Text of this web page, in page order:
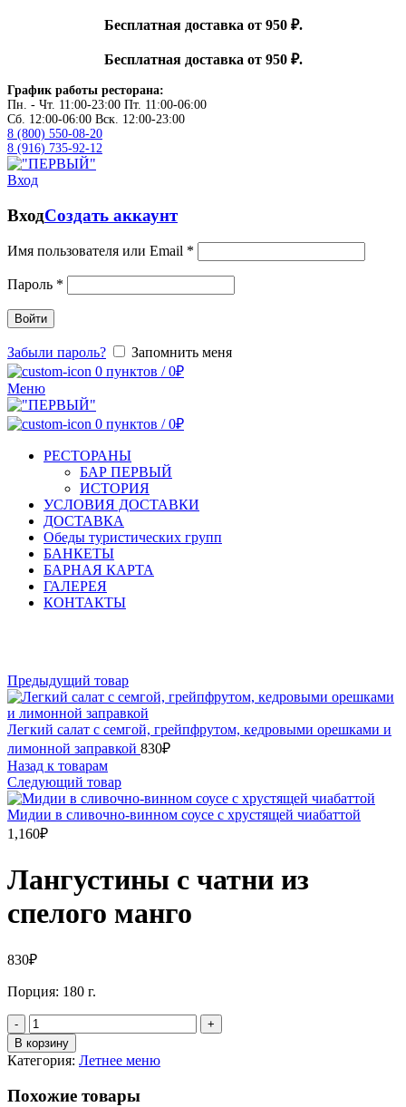
Бесплатная доставка от 950 ₽.
Бесплатная доставка от 950 ₽.
График работы ресторана:
Пн. - Чт. 11:00-23:00 Пт. 11:00-06:00
Сб. 12:00-06:00 Вск. 12:00-23:00
8 (800) 550-08-20
8 (916) 735-92-12
Вход
ВходСоздать аккаунт
Имя пользователя или Email *
Пароль *
Войти
Забыли пароль?
Запомнить меня
0 пунктов / 0₽
Меню
0 пунктов / 0₽
РЕСТОРАНЫ
БАР ПЕРВЫЙ
ИСТОРИЯ
УСЛОВИЯ ДОСТАВКИ
ДОСТАВКА
Обеды туристических групп
БАНКЕТЫ
БАРНАЯ КАРТА
ГАЛЕРЕЯ
КОНТАКТЫ
Предыдущий товар
Легкий салат с семгой, грейпфрутом, кедровыми орешками и
лимонной заправкой 830₽
Назад к товарам
Следующий товар
Мидии в сливочно-винном соусе с хрустящей чиабаттой
1,160₽
Лангустины с чатни из
спелого манго
830₽
Порция: 180 г.
Количество
В корзину
Категория: Летнее меню
Похожие товары